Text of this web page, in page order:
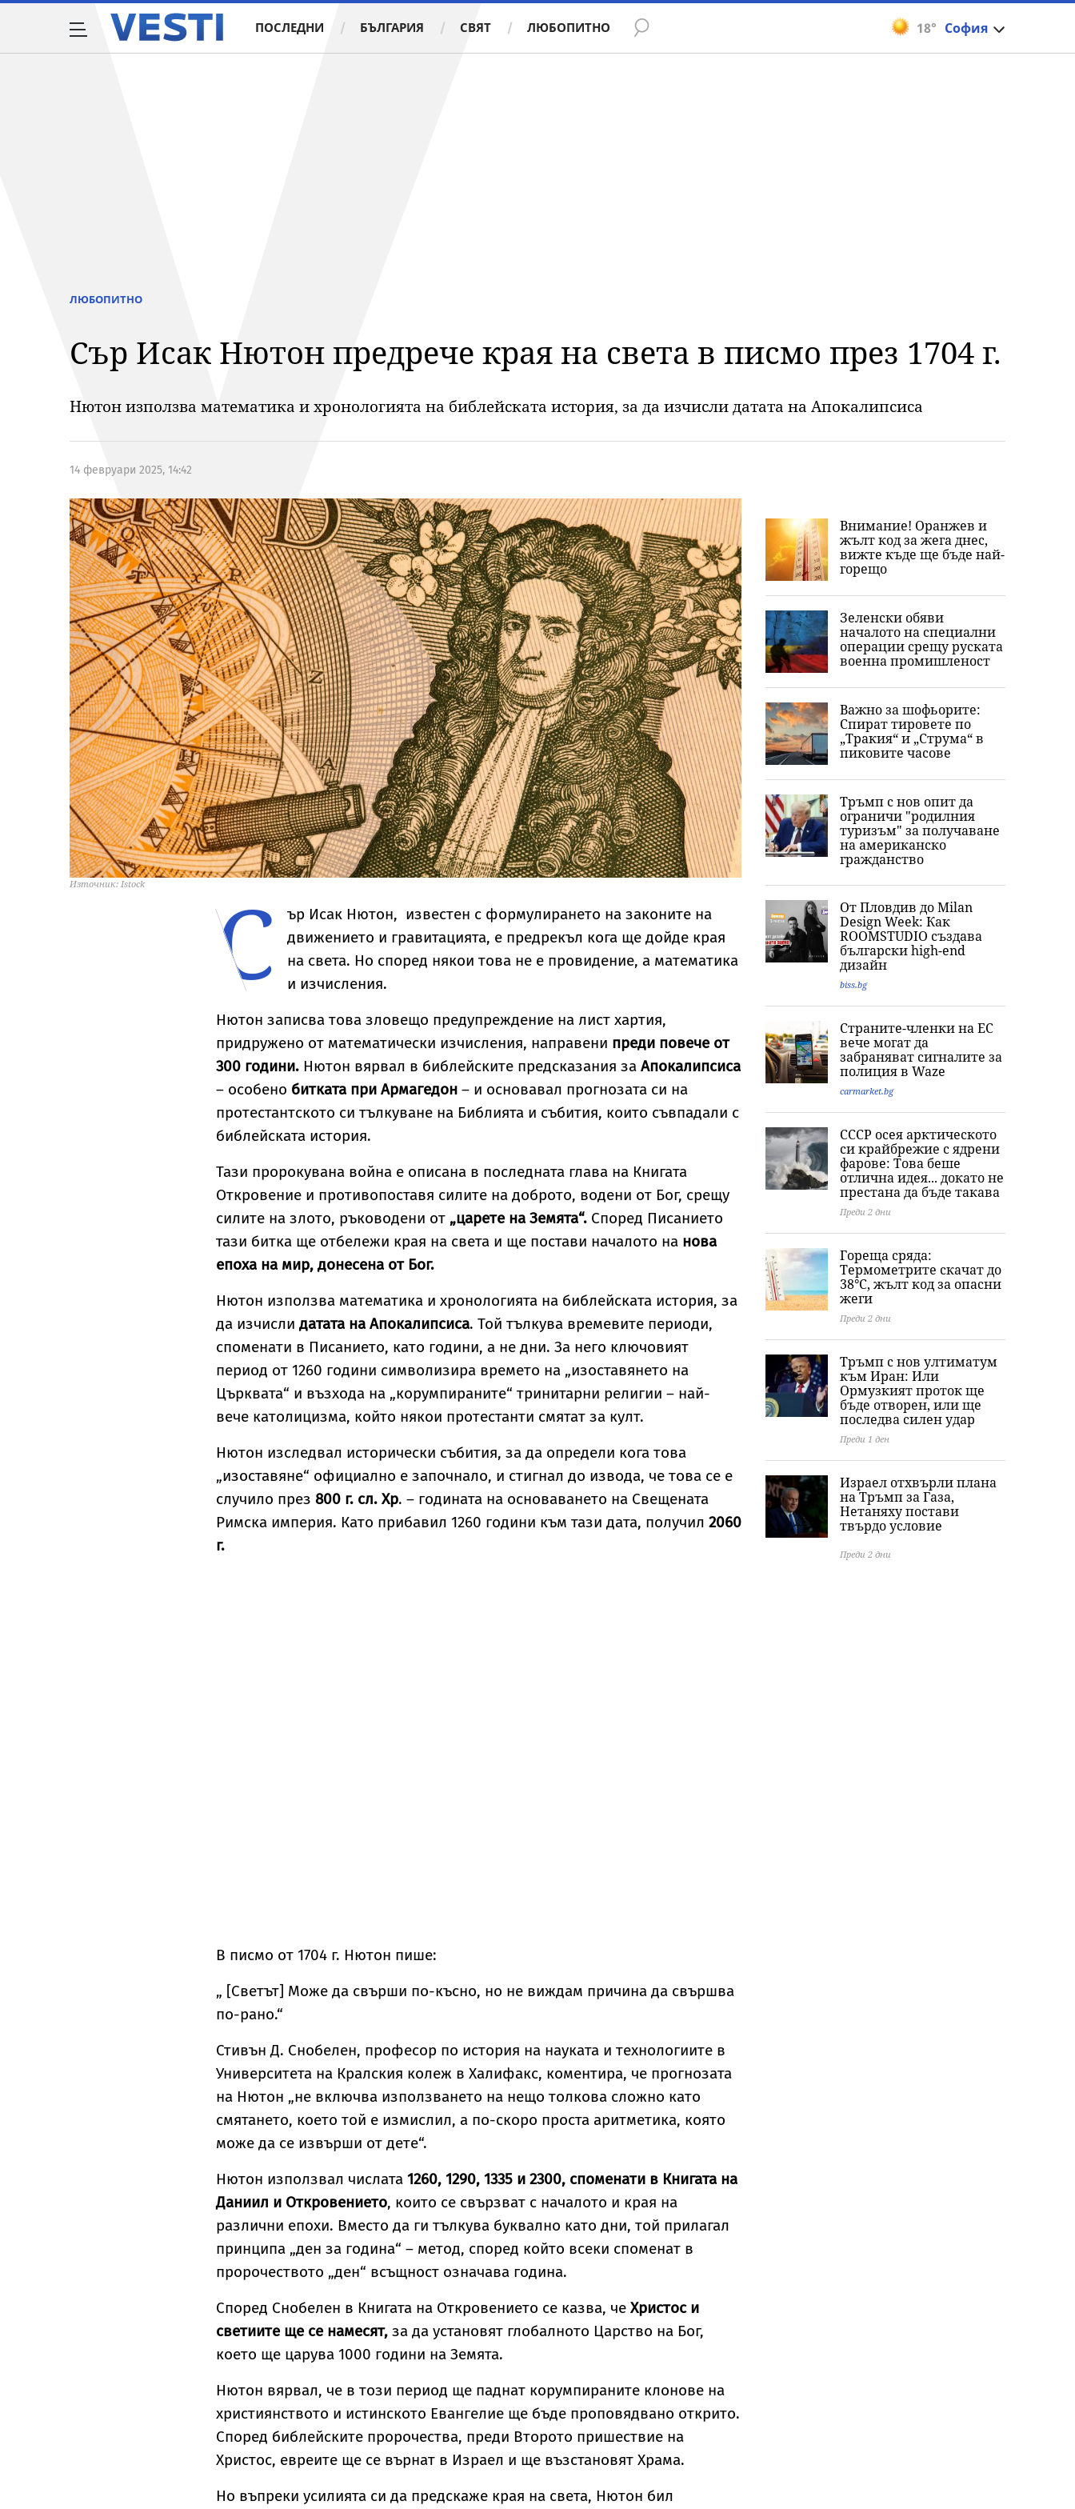
18° София
ПОСЛЕДНИ БЪЛГАРИЯ СВЯТ ЛЮБОПИТНО
ЛЮБОПИТНО
Сър Исак Нютон предрече края на света в писмо през 1704 г.
Нютон използва математика и хронологията на библейската история, за да изчисли датата на Апокалипсиса
14 февруари 2025, 14:42
Източник: Istock С
ър Исак Нютон, известен с формулирането на законите на
движението и гравитацията, е предрекъл кога ще дойде края
на света. Но според някои това не е провидение, а математика
и изчисления.
Нютон записва това зловещо предупреждение на лист хартия,
придружено от математически изчисления, направени преди повече от
300 години. Нютон вярвал в библейските предсказания за Апокалипсиса
– особено битката при Армагедон – и основавал прогнозата си на
протестантското си тълкуване на Библията и събития, които съвпадали с
библейската история.
Тази пророкувана война е описана в последната глава на Книгата
Откровение и противопоставя силите на доброто, водени от Бог, срещу
силите на злото, ръководени от „царете на Земята“. Според Писанието
тази битка ще отбележи края на света и ще постави началото на нова
епоха на мир, донесена от Бог.
Нютон използва математика и хронологията на библейската история, за
да изчисли датата на Апокалипсиса. Той тълкува времевите периоди,
споменати в Писанието, като години, а не дни. За него ключовият
период от 1260 години символизира времето на „изоставянето на
Църквата“ и възхода на „корумпираните“ тринитарни религии – най-
вече католицизма, който някои протестанти смятат за култ.
Нютон изследвал исторически събития, за да определи кога това
„изоставяне“ официално е започнало, и стигнал до извода, че това се е
случило през 800 г. сл. Хр. – годината на основаването на Свещената
Римска империя. Като прибавил 1260 години към тази дата, получил 2060
г.
В писмо от 1704 г. Нютон пише:
„ [Светът] Може да свърши по-късно, но не виждам причина да свършва
по-рано.“
Стивън Д. Снобелен, професор по история на науката и технологиите в
Университета на Кралския колеж в Халифакс, коментира, че прогнозата
на Нютон „не включва използването на нещо толкова сложно като
смятането, което той е измислил, а по-скоро проста аритметика, която
може да се извърши от дете“.
Нютон използвал числата 1260, 1290, 1335 и 2300, споменати в Книгата на
Даниил и Откровението, които се свързват с началото и края на
различни епохи. Вместо да ги тълкува буквално като дни, той прилагал
принципа „ден за година“ – метод, според който всеки споменат в
пророчеството „ден“ всъщност означава година.
Според Снобелен в Книгата на Откровението се казва, че Христос и
светиите ще се намесят, за да установят глобалното Царство на Бог,
което ще царува 1000 години на Земята.
Нютон вярвал, че в този период ще паднат корумпираните клонове на
християнството и истинското Евангелие ще бъде проповядвано открито.
Според библейските пророчества, преди Второто пришествие на
Христос, евреите ще се върнат в Израел и ще възстановят Храма.
Но въпреки усилията си да предскаже края на света, Нютон бил
Внимание! Оранжев и
жълт код за жега днес,
вижте къде ще бъде най-
горещо
Зеленски обяви
началото на специални
операции срещу руската
военна промишленост
Важно за шофьорите:
Спират тировете по
„Тракия“ и „Струма“ в
пиковите часове
Тръмп с нов опит да
ограничи "родилния
туризъм" за получаване
на американско
гражданство
От Пловдив до Milan
Design Week: Как
ROOMSTUDIO създава
български high-end
дизайн
biss.bg
Страните-членки на ЕС
вече могат да
забраняват сигналите за
полиция в Waze
carmarket.bg
СССР осея арктическото
си крайбрежие с ядрени
фарове: Това беше
отлична идея... докато не
престана да бъде такава
Преди 2 дни
Гореща сряда:
Термометрите скачат до
38°C, жълт код за опасни
жеги
Преди 2 дни
Тръмп с нов ултиматум
към Иран: Или
Ормузкият проток ще
бъде отворен, или ще
последва силен удар
Преди 1 ден
Израел отхвърли плана
на Тръмп за Газа,
Нетаняху постави
твърдо условие
Преди 2 дни